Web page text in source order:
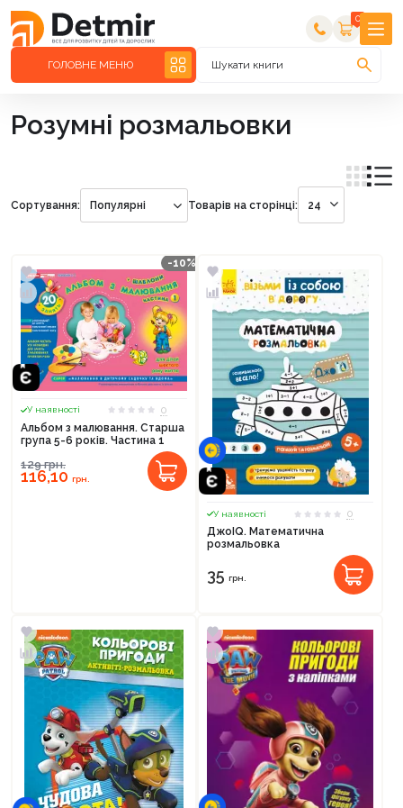
0
ГОЛОВНЕ МЕНЮ Шукати книги
Розумні розмальовки
Сортування: Популярні Товарів на сторінці: 24
-10%
У наявності
0
Альбом з малювання. Старша
група 5-6 років. Частина 1
129грн.
116,10 грн.
У наявності
0
ДжоIQ. Математична
розмальовка
35 грн.